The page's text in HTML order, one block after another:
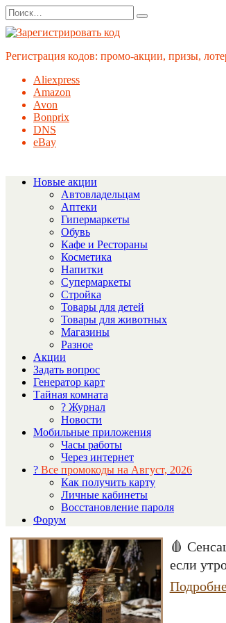
Перейти
к
содержанию
Search
for:
Регистрация кодов: промо-акции, призы,
Aliexpress
Amazon
Avon
Bonprix
DNS
eBay
Новые акции
Автовладельцам
Аптеки
Гипермаркеты
Обувь
Кафе и Рестораны
Косметика
Напитки
Супермаркеты
Стройка
Товары для детей
Товары для животных
Магазины
Разное
Акции
Задать вопрос
Генератор карт
Тайная комната
? Журнал
Новости
Мобильные приложения
Часы работы
Через интернет
? Все промокоды на Август, 2026
Как получить карту
Личные кабинеты
Восстановление пароля
Форум
🩸
если